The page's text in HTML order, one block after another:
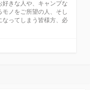
好きな人や、キャンプな
ノをご所望の人、そし
なってしまう皆様方、必